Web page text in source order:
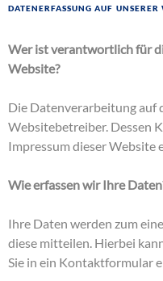
Datenerfassung auf unserer
Wer ist verantwortlich für
Website?
Die Datenverarbeitung auf
Websitebetreiber. Dessen
Impressum dieser Website
Wie erfassen wir Ihre
Ihre Daten werden zum
diese mitteilen. Hierbei
Sie in ein Kontaktformular